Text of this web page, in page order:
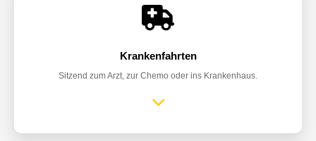
Krankenfahrten
Sitzend zum Arzt, zur Chemo oder ins Krankenhaus.